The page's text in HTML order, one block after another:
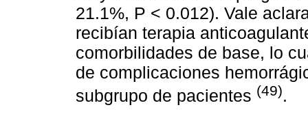
21.1%, P < 0.012). Vale
recibían terapia
comorbilidades de base, lo
de complicaciones
subgrupo de pacientes (49).